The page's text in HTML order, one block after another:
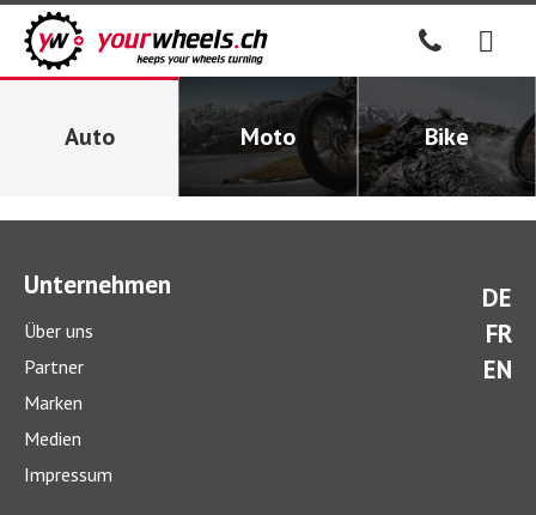
Auto Moto Bike
DE
FR
EN
Unternehmen
Über uns
Partner
Marken
Medien
Impressum